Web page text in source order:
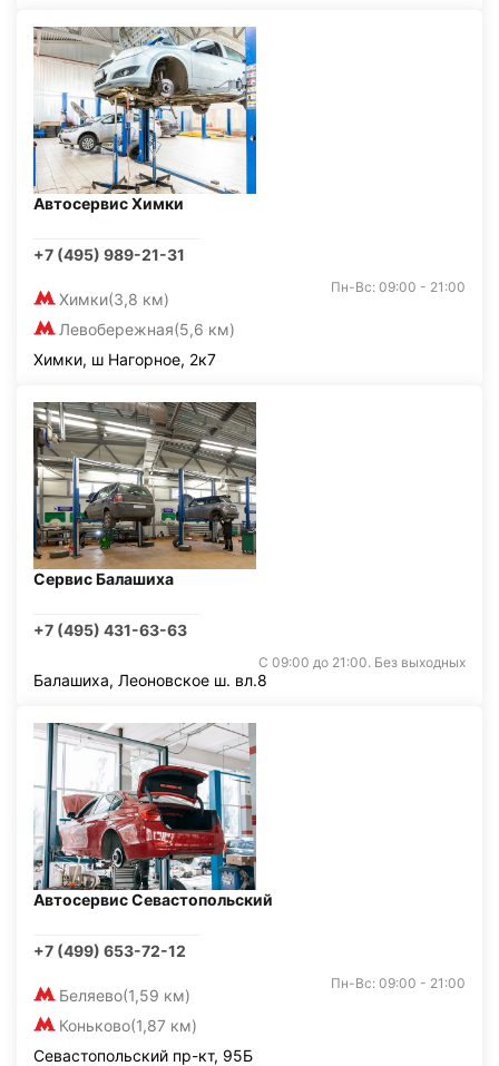
Автосервис Химки
+7 (495) 989-21-31
Химки(3,8 км)
Левобережная(5,6 км)
Пн-Вс: 09:00 - 21:00
Химки, ш Нагорное, 2к7
Сервис Балашиха
+7 (495) 431-63-63
С 09:00 до 21:00. Без выходных
Балашиха, Леоновское ш. вл.8
Автосервис Севастопольский
+7 (499) 653-72-12
Беляево(1,59 км)
Коньково(1,87 км)
Пн-Вс: 09:00 - 21:00
Севастопольский пр-кт, 95Б